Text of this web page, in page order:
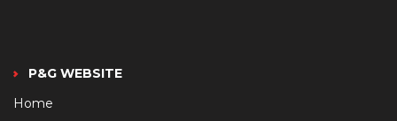
P&G WEBSITE
Home